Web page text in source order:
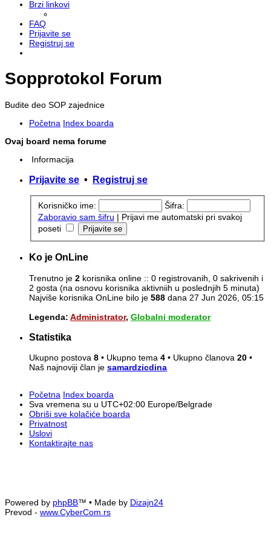
Brzi linkovi
FAQ
Prijavite se
Registruj se
Sopprotokol Forum
Budite deo SOP zajednice
Početna Index boarda
Ovaj board nema forume
Informacija
Prijavite se • Registruj se
Korisničko ime:
Šifra:
Zaboravio sam šifru | Prijavi me automatski pri svakoj
poseti
Ko je OnLine
Trenutno je 2 korisnika online :: 0 registrovanih, 0 sakrivenih i
2 gosta (na osnovu korisnika aktivniih u poslednjih 5 minuta)
Najviše korisnika OnLine bilo je 588 dana 27 Jun 2026, 05:15
Legenda: Administrator, Globalni moderator
Statistika
Ukupno postova 8 • Ukupno tema 4 • Ukupno članova 20 •
Naš najnoviji član je samardzicdina
Početna Index boarda
Sva vremena su u UTC+02:00 Europe/Belgrade
Obriši sve kolačiće boarda
Privatnost
Uslovi
Kontaktirajte nas
Powered by phpBB™ • Made by Dizajn24
Prevod - www.CyberCom.rs